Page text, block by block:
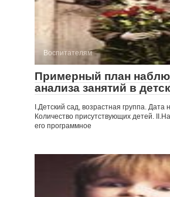
Воспитателям
Примерный план
анализа занятий в
I.Детский сад, возрастная группа. Дата
Количество присутствующих детей.
его программное